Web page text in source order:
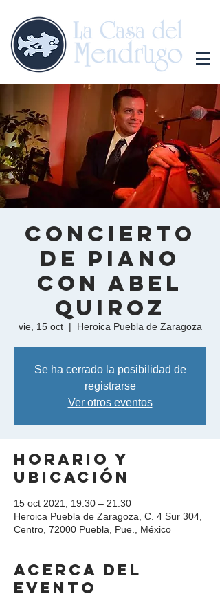
Concierto
de piano
con Abel
Quiroz
vie, 15 oct
  |
Heroica Puebla de Zaragoza
Se ha cerrado la posibilidad de
registrarse
Ver otros eventos
Horario y
ubicación
15 oct 2021, 19:30 – 21:30
Heroica Puebla de Zaragoza, C. 4 Sur 304,
Centro, 72000 Puebla, Pue., México
Acerca del
evento